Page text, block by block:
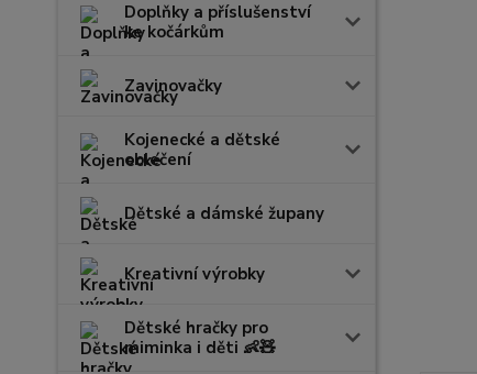
Doplňky a příslušenství
ke kočárkům
Zavinovačky
Kojenecké a dětské
oblečení
Dětské a dámské župany
Kreativní výrobky
Dětské hračky pro
miminka i děti 👶🧸